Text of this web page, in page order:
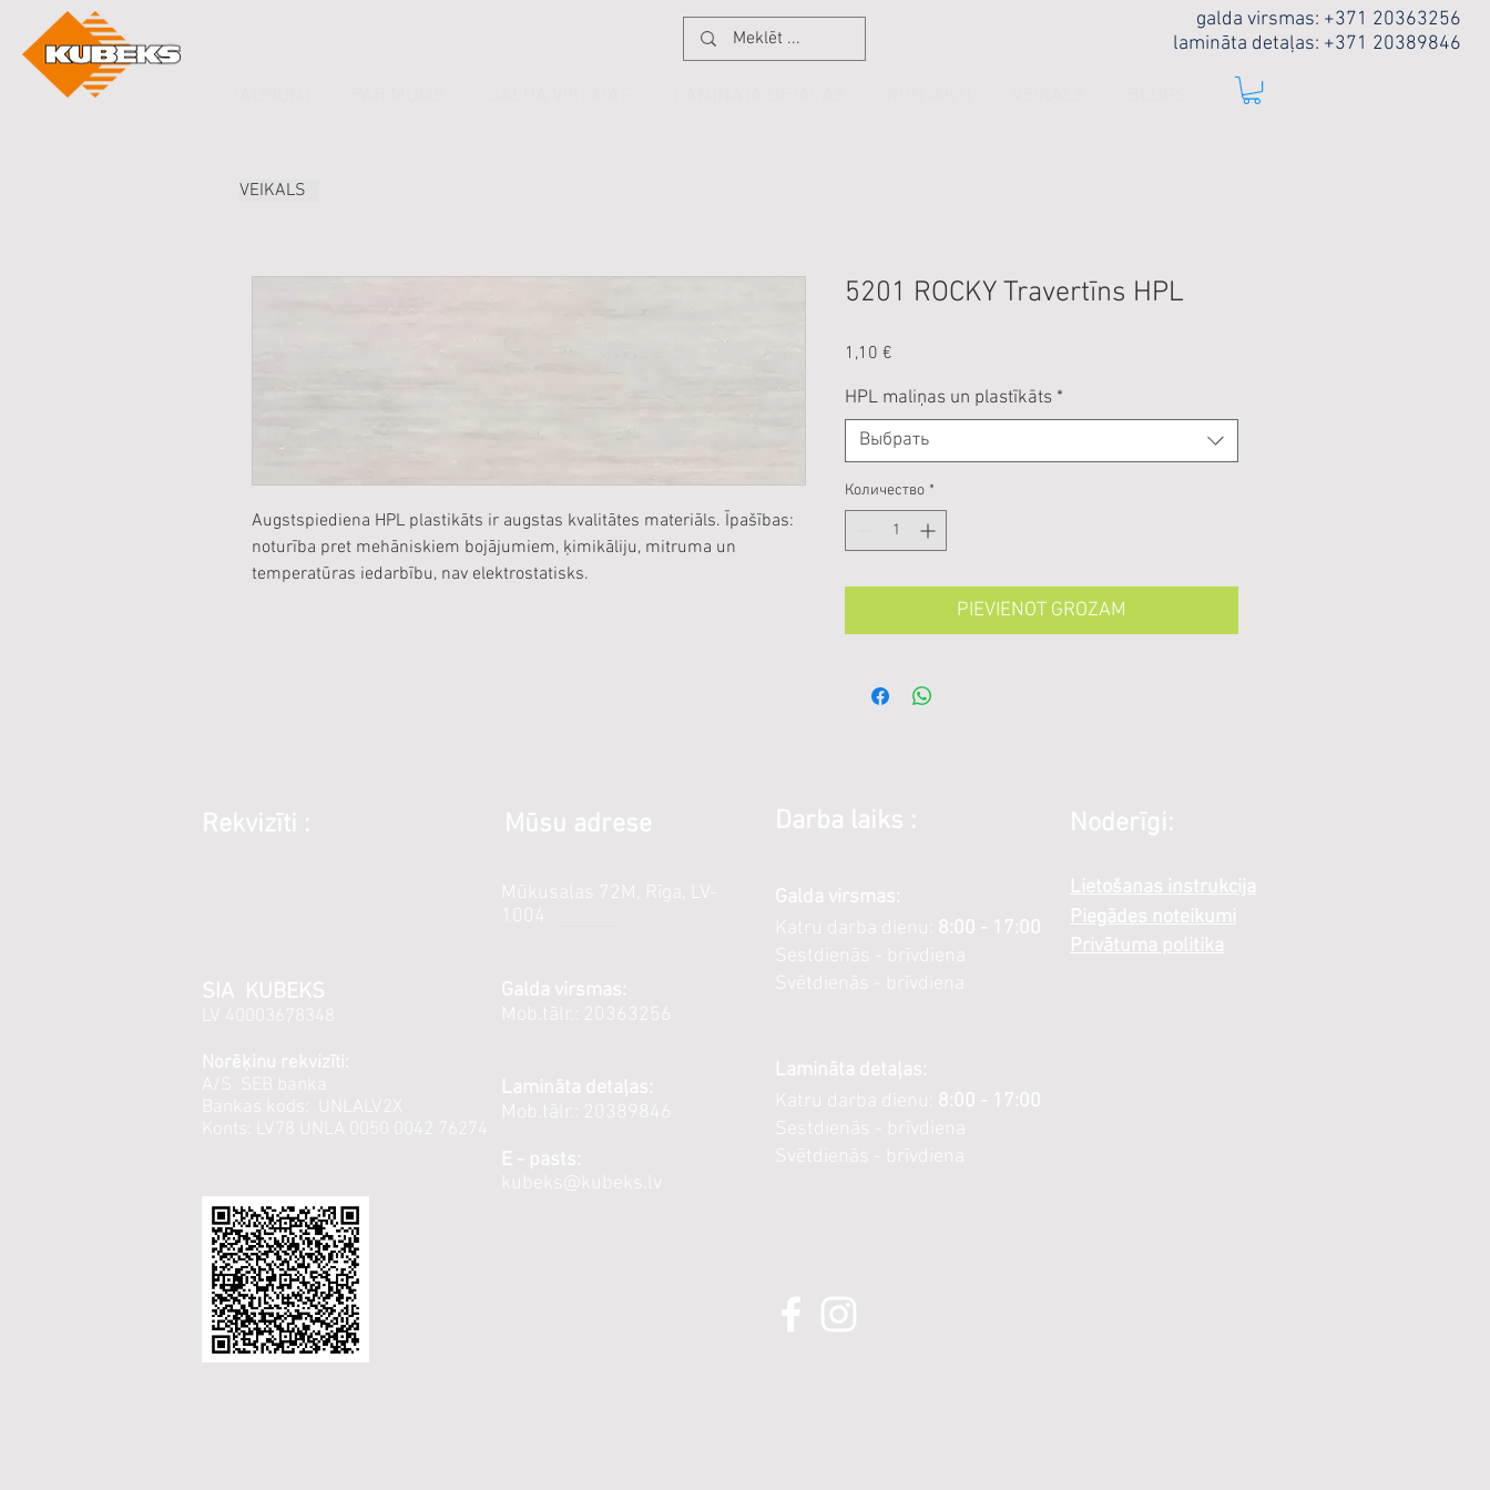
galda virsmas: +371 20363256
lamināta detaļas: +371 20389846
Augstspiediena HPL plastikāts ir augstas kvalitātes materiāls. Īpašības:
noturība pret mehāniskiem bojājumiem, ķimikāliju, mitruma un
temperatūras iedarbību, nav elektrostatisks.
5201 ROCKY Travertīns HPL
1,10 €
HPL maliņas un plastīkāts *
Выбрать
Количество *
PIEVIENOT GROZAM
VEIKALS
Rekvizīti : Mūsu adrese
Mūkusalas 72M, Rīga, LV-
1004
SIA KUBEKS
LV 40003678348
Norēķinu rekvizīti:
A/S SEB banka
Bankas kods: UNLALV2X
Konts: LV78 UNLA 0050 0042 76274
Galda virsmas:
Mob.tālr.: 20363256
Lamināta detaļas:
Mob.tālr.: 20389846
E - pasts:
kubeks@kubeks.lv
Darba laiks :
Galda virsmas:
Katru darba dienu: 8:00 - 17:00
Sestdienās - brīvdiena
Svētdienās - brīvdiena
Lamināta detaļas:
Katru darba dienu: 8:00 - 17:00
Sestdienās - brīvdiena
Svētdienās - brīvdiena
Noderīgi:
Lietošanas instrukcija
Piegādes noteikumi
Privātuma politika